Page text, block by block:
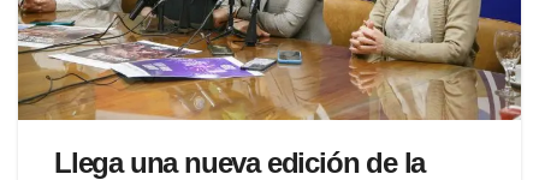
Llega una nueva edición de la